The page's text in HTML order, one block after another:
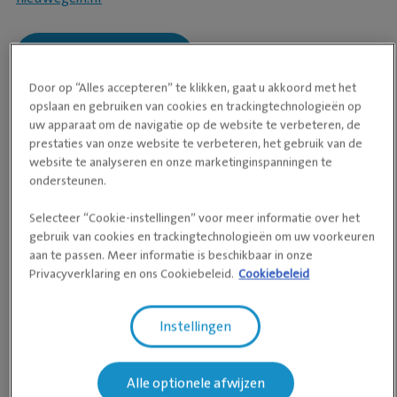
Openingstijden
Maandag
Dinsdag
De hele dag open
Woensdag
De hele dag open
De hele dag open
Zaterdag
De hele dag open
Door op “Alles accepteren” te klikken, gaat u akkoord met het
opslaan en gebruiken van cookies en trackingtechnologieën op
uw apparaat om de navigatie op de website te verbeteren, de
prestaties van onze website te verbeteren, het gebruik van de
website te analyseren en onze marketinginspanningen te
ondersteunen.
Selecteer “Cookie-instellingen” voor meer informatie over het
gebruik van cookies en trackingtechnologieën om uw voorkeuren
aan te passen. Meer informatie is beschikbaar in onze
Privacyverklaring en ons Cookiebeleid. Cookiebeleid
Instellingen
Alle optionele afwijzen